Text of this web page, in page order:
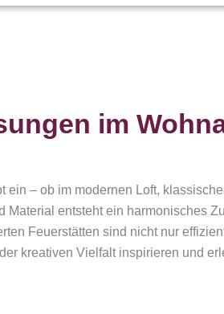
im
– ob im modernen Loft,
entsteht ein harmonisches
Feuerstätten sind nicht nur
kreativen Vielfalt inspirieren und